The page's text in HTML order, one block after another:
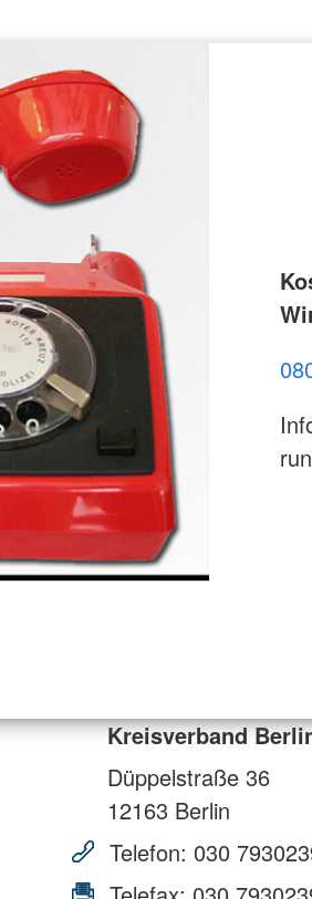
Kreisverband
Düppelstraße 36
12163 Berlin
Telefon: 030